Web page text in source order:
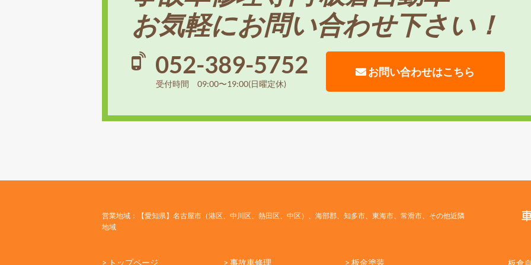
お気軽にお問い合わせ下さい！
052-389-5752
受付時間 09:00〜19:00(日曜定休)
お問い合わせはこちら
営業地域：【愛知県】名古屋市（港区、中川区、熱田区、中区）、海部郡、知多市、東海市、常滑市、その他近隣
地域
> トップページ > 事故車修理 > 板金塗装 板倉